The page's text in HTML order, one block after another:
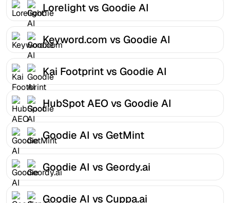
Lorelight vs Goodie AI
Keyword.com vs Goodie AI
Kai Footprint vs Goodie AI
HubSpot AEO vs Goodie AI
Goodie AI vs GetMint
Goodie AI vs Geordy.ai
Goodie AI vs Cuppa.ai